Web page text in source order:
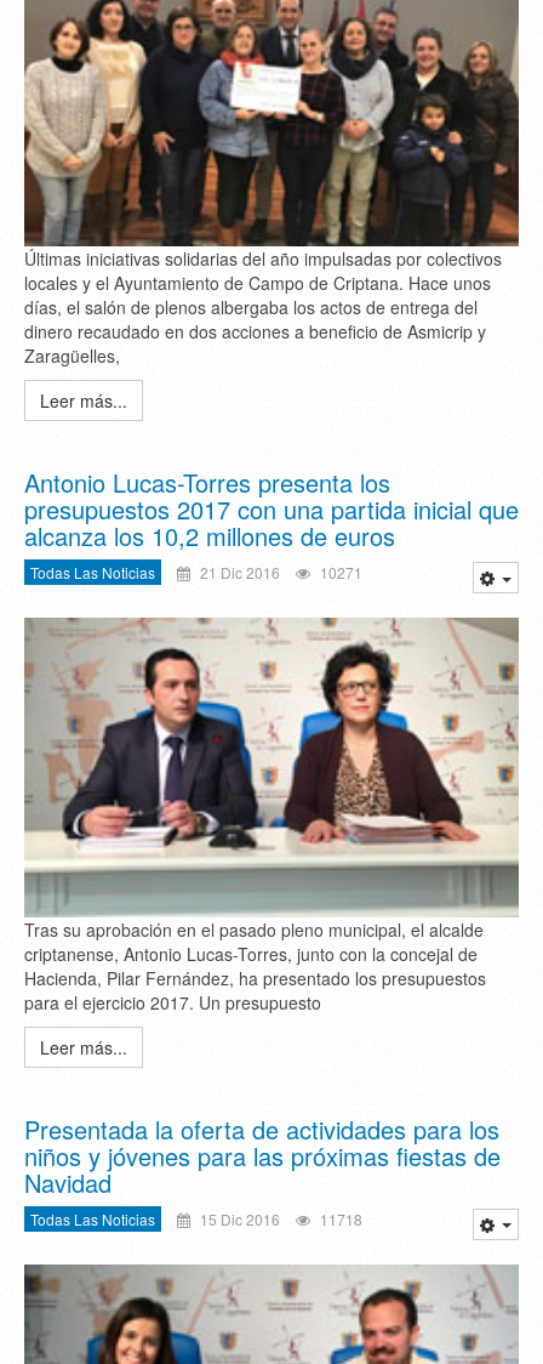
Últimas iniciativas solidarias del año impulsadas por colectivos
locales y el Ayuntamiento de Campo de Criptana. Hace unos
días, el salón de plenos albergaba los actos de entrega del
dinero recaudado en dos acciones a beneficio de Asmicrip y
Zaragüelles,
Leer más...
Antonio Lucas-Torres presenta los
presupuestos 2017 con una partida inicial que
alcanza los 10,2 millones de euros
Todas Las Noticias 21 Dic 2016 10271
Tras su aprobación en el pasado pleno municipal, el alcalde
criptanense, Antonio Lucas-Torres, junto con la concejal de
Hacienda, Pilar Fernández, ha presentado los presupuestos
para el ejercicio 2017. Un presupuesto
Leer más...
Presentada la oferta de actividades para los
niños y jóvenes para las próximas fiestas de
Navidad
Todas Las Noticias 15 Dic 2016 11718